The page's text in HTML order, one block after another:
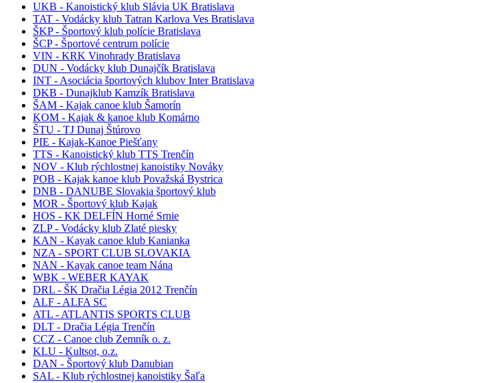
UKB - Kanoistický klub Slávia UK Bratislava
TAT - Vodácky klub Tatran Karlova Ves Bratislava
ŠKP - Športový klub polície Bratislava
ŠCP - Športové centrum polície
VIN - KRK Vinohrady Bratislava
DUN - Vodácky klub Dunajčík Bratislava
INT - Asociácia športových klubov Inter Bratislava
DKB - Dunajklub Kamzík Bratislava
ŠAM - Kajak canoe klub Šamorín
KOM - Kajak & kanoe klub Komárno
ŠTU - TJ Dunaj Štúrovo
PIE - Kajak-Kanoe Piešťany
TTS - Kanoistický klub TTS Trenčín
NOV - Klub rýchlostnej kanoistiky Nováky
POB - Kajak kanoe klub Považská Bystrica
DNB - DANUBE Slovakia športový klub
MOR - Športový klub Kajak
HOS - KK DELFÍN Horné Srnie
ZLP - Vodácky klub Zlaté piesky
KAN - Kayak canoe klub Kanianka
NZA - SPORT CLUB SLOVAKIA
NAN - Kayak canoe team Nána
WBK - WEBER KAYAK
DRL - ŠK Dračia Légia 2012 Trenčín
ALF - ALFA SC
ATL - ATLANTIS SPORTS CLUB
DLT - Dračia Légia Trenčín
CCZ - Canoe club Zemník o. z.
KLU - Kultsot, o.z.
DAN - Športový klub Danubian
SAL - Klub rýchlostnej kanoistiky Šaľa